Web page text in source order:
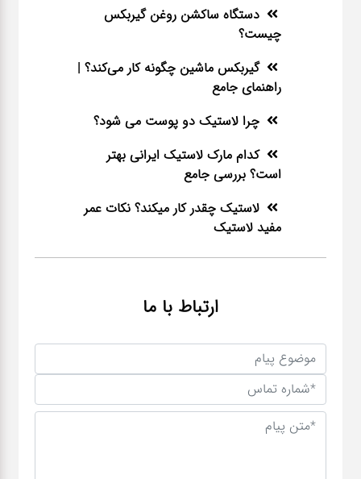
دستگاه ساکشن روغن گیربکس
چیست؟
گیربکس ماشین چگونه کار می‌کند؟ |
راهنمای جامع
چرا لاستیک دو پوست می شود؟
کدام مارک لاستیک ایرانی بهتر
است؟ بررسی جامع
لاستیک چقدر کار میکند؟ نکات عمر
مفید لاستیک
ارتباط با ما